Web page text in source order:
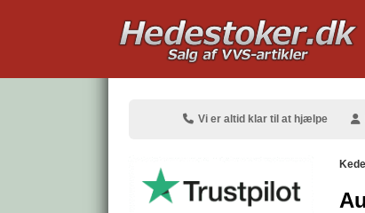
Vi er altid klar til at hjælpe